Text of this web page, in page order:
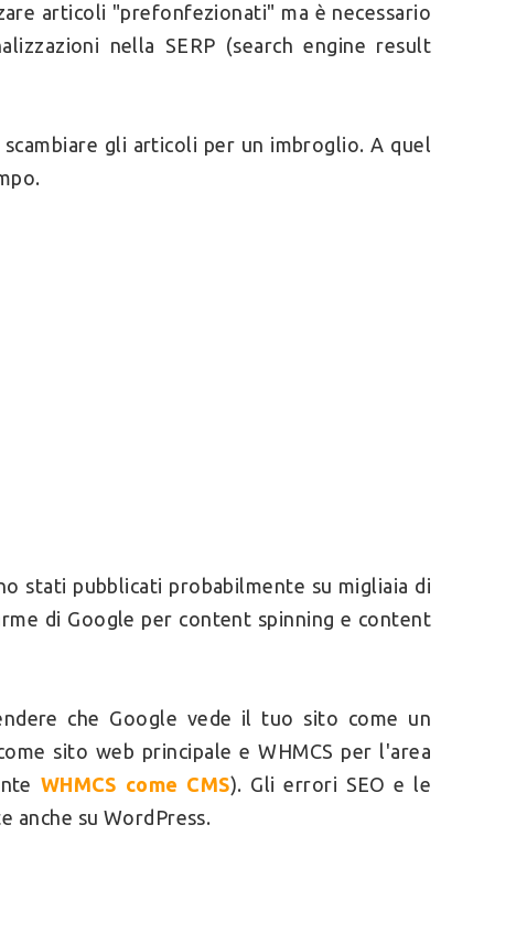
articoli "prefonfezionati" ma è necessario
nella SERP (search engine result
gli articoli per un imbroglio. A quel
stati pubblicati probabilmente su migliaia di
di Google per content spinning e content
che Google vede il tuo sito come un
sito web principale e WHMCS per l'area
WHMCS come CMS). Gli errori SEO e le
anche su WordPress.